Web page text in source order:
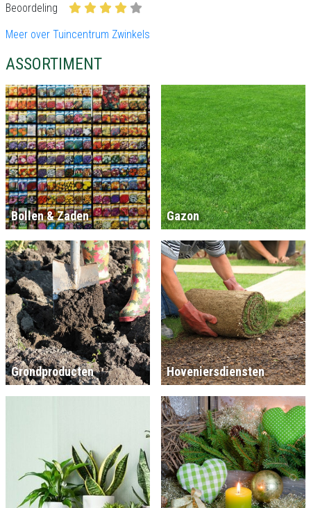
Beoordeling
Meer over Tuincentrum Zwinkels
ASSORTIMENT
Bollen & Zaden Gazon
Grondproducten Hoveniersdiensten